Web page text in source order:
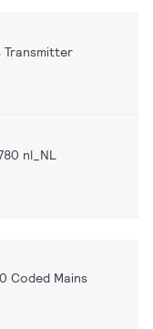
Transmitter
nl_NL
Coded Mains